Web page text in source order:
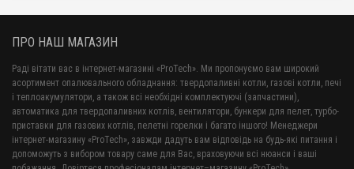
ПРО НАШ МАГАЗИН
Раді вітати вас в інтернет-магазині «ProTech». Ми пропонуємо вам широкий
асортимент опалювального обладнання: твердопаливні котли, газові котли, печі
і теплоакумулятори, а також всі необхідні комплектуючі (запчастини),
автоматика для твердопаливних котлів, вентилятори, бункери для пелет, турбо-
приставки для газових котлів, пелетні горелки і багато іншого! Менеджери
інтернет-магазину «ProTech», завжди дадуть вам відповідь на будь-які питання і
допоможуть з вибором товару саме для Вас, враховуючи всі нюанси і ваші